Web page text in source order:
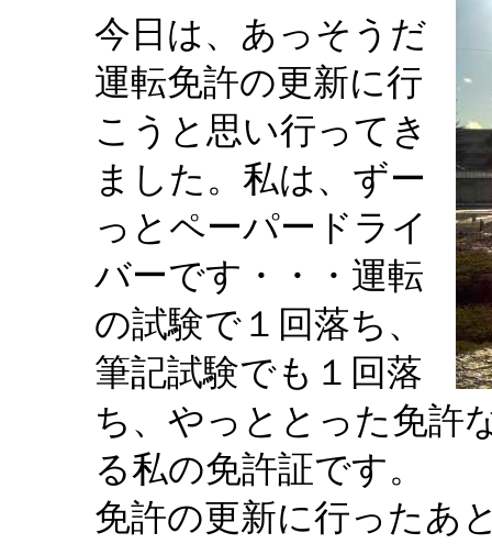
今日は、あっそうだ
運転免許の更新に行
こうと思い行ってき
ました。私は、ずー
っとペーパードライ
バーです・・・運転
の試験で１回落ち、
筆記試験でも１回落
ち、やっととった免許
る私の免許証です。
免許の更新に行ったあ